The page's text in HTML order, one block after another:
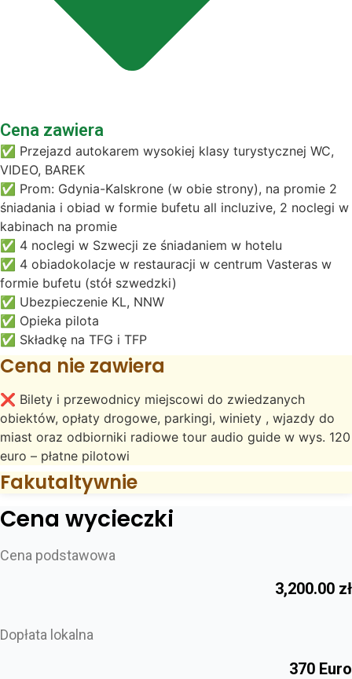
Cena zawiera
✅ Przejazd autokarem wysokiej klasy turystycznej WC,
VIDEO, BAREK
✅ Prom: Gdynia-Kalskrone (w obie strony), na promie 2
śniadania i obiad w formie bufetu all incluzive, 2 noclegi w
kabinach na promie
✅ 4 noclegi w Szwecji ze śniadaniem w hotelu
✅ 4 obiadokolacje w restauracji w centrum Vasteras w
formie bufetu (stół szwedzki)
✅ Ubezpieczenie KL, NNW
✅ Opieka pilota
✅ Składkę na TFG i TFP
Cena nie zawiera
❌ Bilety i przewodnicy miejscowi do zwiedzanych
obiektów, opłaty drogowe, parkingi, winiety , wjazdy do
miast oraz odbiorniki radiowe tour audio guide w wys. 120
euro – płatne pilotowi
Fakutaltywnie
Cena wycieczki
Cena podstawowa
3,200.00 zł
Dopłata lokalna
370 Euro